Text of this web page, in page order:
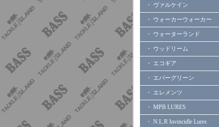
・ ヴァルケイン
・ ウォーカーウォーカー
・ ウォーターランド
・ ウッドリーム
・ エコギア
・ エバーグリーン
・ エレメンツ
・ MPB LURES
・ N.L.R Invincidle Lures